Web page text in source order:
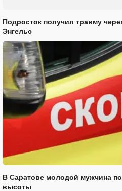
Подросток получил травму
Энгельс
В Саратове молодой мужчина
высоты